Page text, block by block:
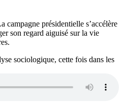
campagne présidentielle s’accélère
son regard aiguisé sur la vie
sociologique, cette fois dans les